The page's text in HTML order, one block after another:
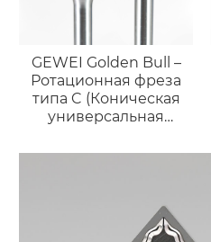
GEWEI Golden Bull –
Ротационная фреза
типа C (Коническая
универсальная